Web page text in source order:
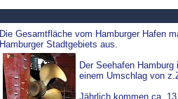
Die Gesamtfläche vom Hamburger Hafen
Hamburger Stadtgebiets aus.
Der Seehafen
einem Umschlag von
Jährlich kommen ca.